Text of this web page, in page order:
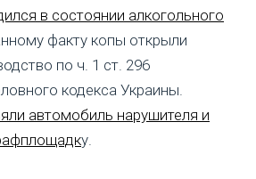
в состоянии алкогольного
факту копы открыли
по ч. 1 ст. 296
кодекса Украины.
автомобиль нарушителя и
у.